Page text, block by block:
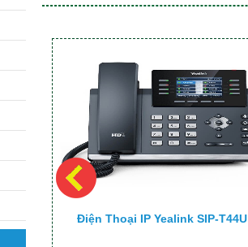
Điện Thoại IP Yealink SIP-T44U